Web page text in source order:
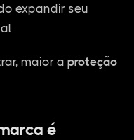
expandir seu
maior a proteção
é